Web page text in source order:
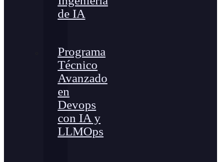
de IA
Programa
Técnico
Avanzado
en
Devops
con IA y
LLMOps